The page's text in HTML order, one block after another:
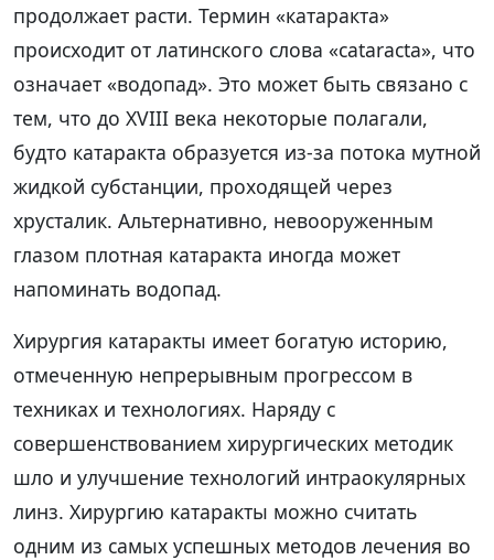
продолжает расти. Термин «катаракта»
происходит от латинского слова «cataracta», что
означает «водопад». Это может быть связано с
тем, что до XVIII века некоторые полагали,
будто катаракта образуется из-за потока мутной
жидкой субстанции, проходящей через
хрусталик. Альтернативно, невооруженным
глазом плотная катаракта иногда может
напоминать водопад.
Хирургия катаракты имеет богатую историю,
отмеченную непрерывным прогрессом в
техниках и технологиях. Наряду с
совершенствованием хирургических методик
шло и улучшение технологий интраокулярных
линз. Хирургию катаракты можно считать
одним из самых успешных методов лечения во